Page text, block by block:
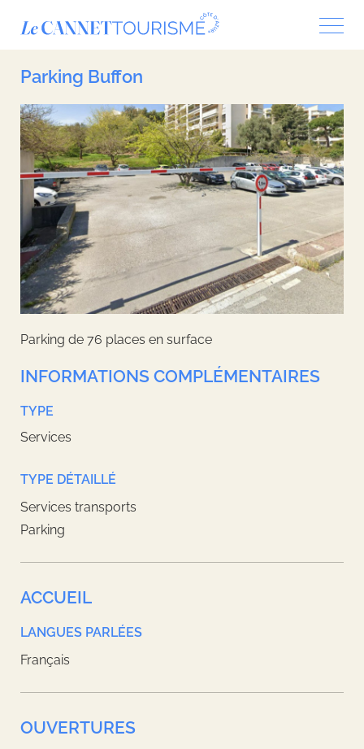
Parking Buffon
Parking de 76 places en surface
INFORMATIONS COMPLÉMENTAIRES
TYPE
Services
TYPE DÉTAILLÉ
Services transports
Parking
ACCUEIL
LANGUES PARLÉES
Français
OUVERTURES